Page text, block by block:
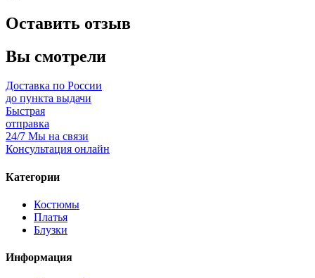
Оставить отзыв
Вы смотрели
Доставка по России
до пункта выдачи
Быстрая
отправка
24/7 Мы на связи
Консультация онлайн
Категории
Костюмы
Платья
Блузки
Информация